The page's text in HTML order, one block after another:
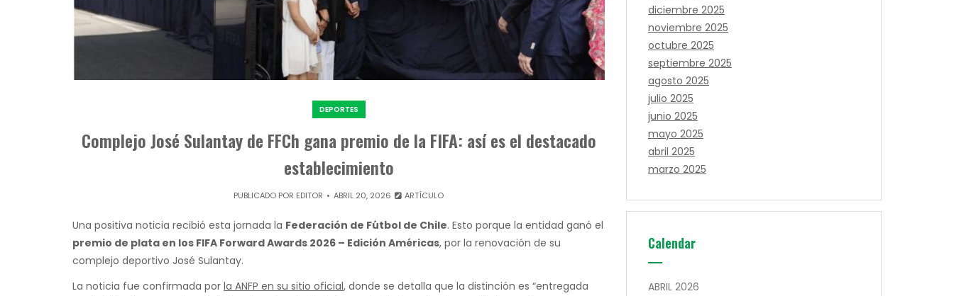
DEPORTES
Complejo José Sulantay de FFCh gana premio de la FIFA: así es el destacado
establecimiento
PUBLICADO POR EDITOR ABRIL 20, 2026 ARTÍCULO
Una positiva noticia recibió esta jornada la Federación de Fútbol de Chile. Esto porque la entidad ganó el
premio de plata en los FIFA Forward Awards 2026 – Edición Américas, por la renovación de su
complejo deportivo José Sulantay.
La noticia fue confirmada por la ANFP en su sitio oficial, donde se detalla que la distinción es “entregada
diciembre 2025
noviembre 2025
octubre 2025
septiembre 2025
agosto 2025
julio 2025
junio 2025
mayo 2025
abril 2025
marzo 2025
Calendar
ABRIL 2026